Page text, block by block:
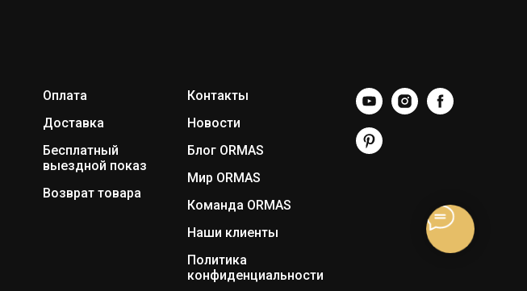
Оплата
Доставка
Бесплатный
выездной показ
Возврат товара
Контакты
Новости
Блог ORMAS
Мир ORMAS
Команда ORMAS
Наши клиенты
Политика
конфиденциальности